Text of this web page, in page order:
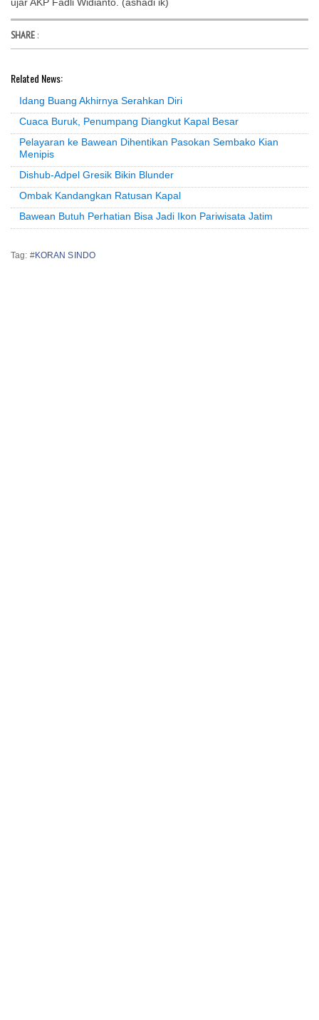
SHARE :
Related News:
Idang Buang Akhirnya Serahkan Diri
Cuaca Buruk, Penumpang Diangkut Kapal Besar
Pelayaran ke Bawean Dihentikan Pasokan Sembako Kian
Menipis
Dishub-Adpel Gresik Bikin Blunder
Ombak Kandangkan Ratusan Kapal
Bawean Butuh Perhatian Bisa Jadi Ikon Pariwisata Jatim
Tag: #KORAN SINDO